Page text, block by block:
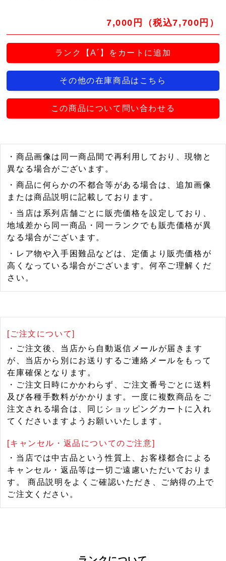
7,000円（税込7,700円）
ランク【A´】をカートに追加
その他の在庫商品はこちら
この商品について問い合わせる
・商品画像は同一商品間で再利用しており、現物と
異なる場合がございます。
・商品に何らかの不都合等がある場合は、追加画像
または商品説明に記載しております。
・当店は系列店舗ごとに販売価格を設定しており、
地域差から同一商品・同一ランクでも販売価格が異
なる場合がございます。
・レア物や入手困難品などは、定価より販売価格が
高くなっている場合がございます。何卒ご理解くだ
さい。
[ご注文について]
・ご注文後、当店から自動返信メールが届きます
が、当店から別にお送りするご連絡メールをもって
在庫確保となります。
・ご注文日時にかかわらず、ご注文番号ごとに送料
及び各種手数料がかかります。一度に複数商品をご
注文される場合は、同じショッピングカートに入れ
てくださいますようお願いいたします。
[キャンセル・返品についてのご注意]
・当店では中古品という性質上、お客様都合による
キャンセル・返品等は一切ご遠慮いただいておりま
す。 商品説明をよくご確認いただき、ご納得の上で
ご注文ください。